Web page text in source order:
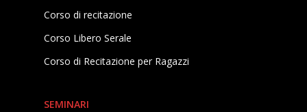
Corso di recitazione
Corso Libero Serale
Corso di Recitazione per Ragazzi
SEMINARI